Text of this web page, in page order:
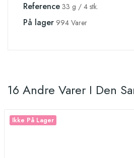
Reference 33 g / 4 stk.
På lager 994 Varer
16 Andre Varer I Den
Ikke På Lager